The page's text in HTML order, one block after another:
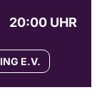
20:00 UHR
E.V.